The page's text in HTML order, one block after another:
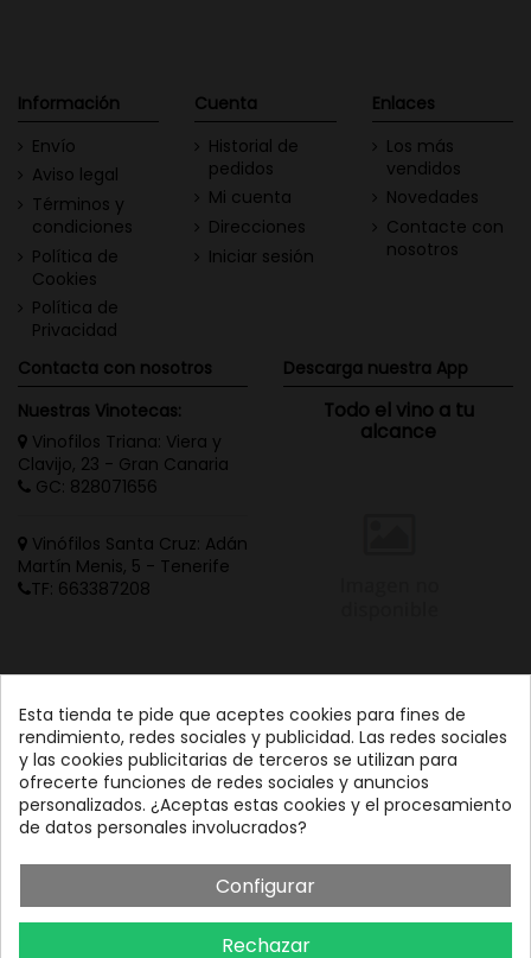
Información
Envío
Aviso legal
Términos y
condiciones
Política de
Cookies
Política de
Privacidad
Cuenta
Historial de
pedidos
Mi cuenta
Direcciones
Iniciar sesión
Enlaces
Los más
vendidos
Novedades
Contacte con
nosotros
Contacta con nosotros
Nuestras Vinotecas:
Vinofilos Triana: Viera y
Clavijo, 23 - Gran Canaria
GC: 828071656
Vinófilos Santa Cruz: Adán
Martín Menis, 5 - Tenerife
TF: 663387208
Descarga nuestra App
Todo el vino a tu
alcance
Esta tienda te pide que aceptes cookies para fines de
rendimiento, redes sociales y publicidad. Las redes sociales
y las cookies publicitarias de terceros se utilizan para
ofrecerte funciones de redes sociales y anuncios
personalizados. ¿Aceptas estas cookies y el procesamiento
de datos personales involucrados?
Configurar
Rechazar